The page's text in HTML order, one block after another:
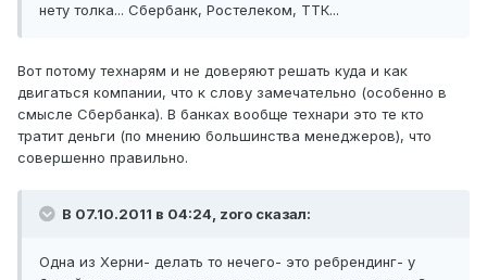
нету толка... Сбербанк, Ростелеком, ТТК...
Вот потому технарям и не доверяют решать куда и как
двигаться компании, что к слову замечательно (особенно в
смысле Сбербанка). В банках вообще технари это те кто
тратит деньги (по мнению большинства менеджеров), что
совершенно правильно.
В 07.10.2011 в 04:24, zoro сказал:
Одна из Херни- делать то нечего- это ребрендинг- у